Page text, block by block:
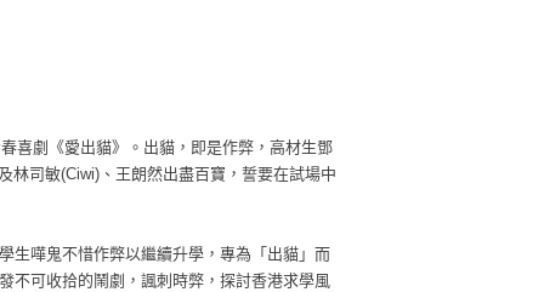
喜劇《愛出貓》。出貓，即是作弊，高材生鄧
林司敏(Ciwi)、王朗然出盡百寶，誓要在試場中
生嘩鬼不惜作弊以繼續升學，專為「出貓」而
不可收拾的鬧劇，諷刺時弊，探討香港求學風